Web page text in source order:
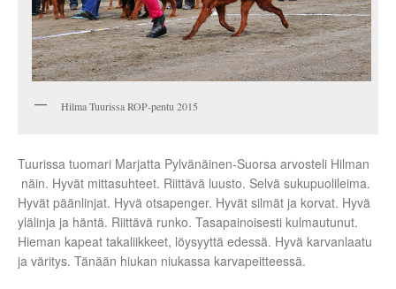
Hilma Tuurissa ROP-pentu 2015
Tuurissa tuomari Marjatta Pylvänäinen-Suorsa arvosteli Hilman
näin. Hyvät mittasuhteet. Riittävä luusto. Selvä sukupuolileima.
Hyvät päänlinjat. Hyvä otsapenger. Hyvät silmät ja korvat. Hyvä
ylälinja ja häntä. Riittävä runko. Tasapainoisesti kulmautunut.
Hieman kapeat takaliikkeet, löysyyttä edessä. Hyvä karvanlaatu
ja väritys. Tänään hiukan niukassa karvapeitteessä.